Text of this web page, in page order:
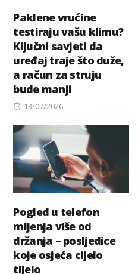
Paklene vrućine
testiraju vašu klimu?
Ključni savjeti da
uređaj traje što duže,
a račun za struju
bude manji
Posted
13/07/2026
Pogled u telefon
mijenja više od
držanja – posljedice
koje osjeća cijelo
tijelo